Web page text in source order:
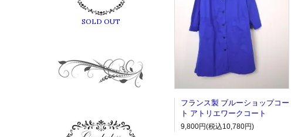
フランス製 ブルーショップコー
ト アトリエワークコート
9,800円(税込10,780円)
SOLD OUT